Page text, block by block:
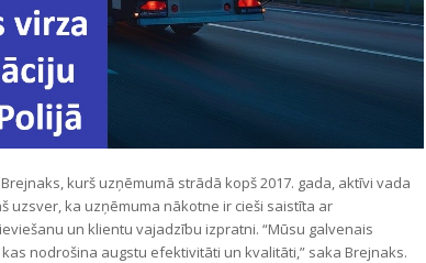
kurš uzņēmumā strādā kopš 2017. gada, aktīvi vada
uzsver, ka uzņēmuma nākotne ir cieši saistīta ar
un klientu vajadzību izpratni. “Mūsu galvenais
nodrošina augstu efektivitāti un kvalitāti,” saka Brejnaks.